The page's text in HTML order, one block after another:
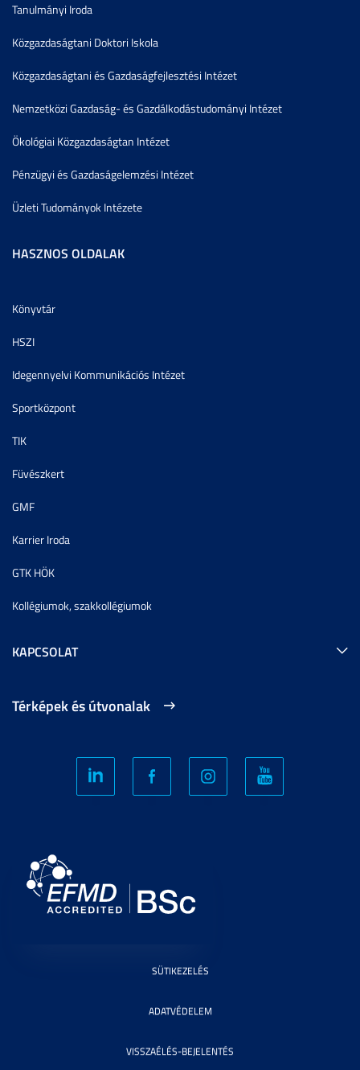
Tanulmányi Iroda
Közgazdaságtani Doktori Iskola
Közgazdaságtani és Gazdaságfejlesztési Intézet
Nemzetközi Gazdaság- és Gazdálkodástudományi Intézet
Ökológiai Közgazdaságtan Intézet
Pénzügyi és Gazdaságelemzési Intézet
Üzleti Tudományok Intézete
HASZNOS OLDALAK
Könyvtár
HSZI
Idegennyelvi Kommunikációs Intézet
Sportközpont
TIK
Füvészkert
GMF
Karrier Iroda
GTK HÖK
Kollégiumok, szakkollégiumok
KAPCSOLAT
Térképek és útvonalak
SÜTIKEZELÉS
ADATVÉDELEM
VISSZAÉLÉS-BEJELENTÉS